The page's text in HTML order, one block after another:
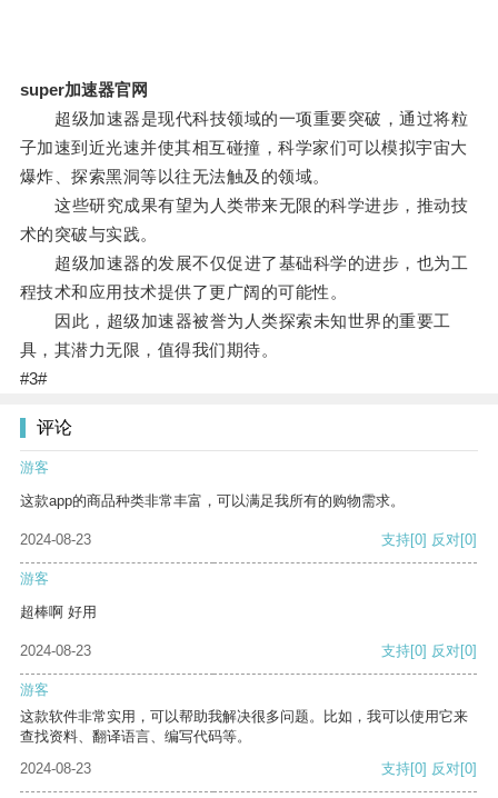
super加速器官网
超级加速器是现代科技领域的一项重要突破，通过将粒
子加速到近光速并使其相互碰撞，科学家们可以模拟宇宙大
爆炸、探索黑洞等以往无法触及的领域。
这些研究成果有望为人类带来无限的科学进步，推动技
术的突破与实践。
超级加速器的发展不仅促进了基础科学的进步，也为工
程技术和应用技术提供了更广阔的可能性。
因此，超级加速器被誉为人类探索未知世界的重要工
具，其潜力无限，值得我们期待。
#3#
评论
游客
这款app的商品种类非常丰富，可以满足我所有的购物需求。
2024-08-23 支持[0] 反对[0]
游客
超棒啊 好用
2024-08-23 支持[0] 反对[0]
游客
这款软件非常实用，可以帮助我解决很多问题。比如，我可以使用它来
查找资料、翻译语言、编写代码等。
2024-08-23
支持[0] 反对[0]